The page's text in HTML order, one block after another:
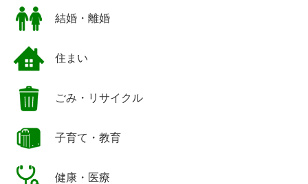
結婚・離婚
住まい
ごみ・リサイクル
子育て・教育
健康・医療